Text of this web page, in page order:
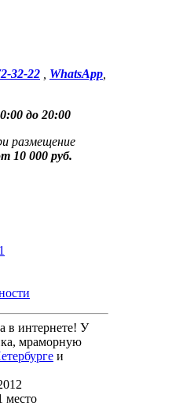
32-22 WhatsApp
до 20:00
размещение
10 000 руб.
в интернете! У
мраморную
и
место